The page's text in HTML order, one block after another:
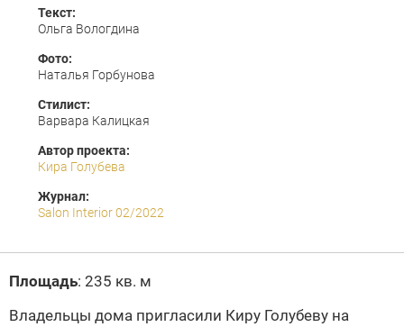
Текст:
Ольга Вологдина
Фото:
Наталья Горбунова
Стилист:
Варвара Калицкая
Автор проекта:
Кира Голубева
Журнал:
Salon Interior 02/2022
Площадь: 235 кв. м
Владельцы дома пригласили Киру Голубеву на